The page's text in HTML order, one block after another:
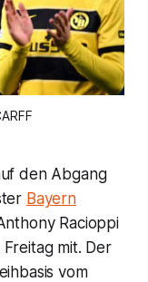
den Abgang
Bayern
Racioppi
mit. Der
vom